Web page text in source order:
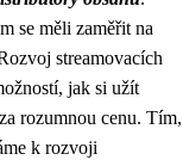
se měli zaměřit na
streamovacích
jak si užít
rozumnou cenu. Tím,
k rozvoji